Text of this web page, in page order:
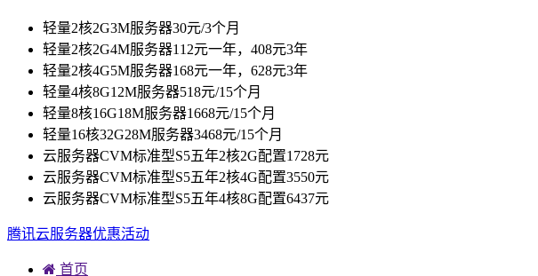
轻量2核2G3M服务器30元/3个月
轻量2核2G4M服务器112元一年，408元3年
轻量2核4G5M服务器168元一年，628元3年
轻量4核8G12M服务器518元/15个月
轻量8核16G18M服务器1668元/15个月
轻量16核32G28M服务器3468元/15个月
云服务器CVM标准型S5五年2核2G配置1728元
云服务器CVM标准型S5五年2核4G配置3550元
云服务器CVM标准型S5五年4核8G配置6437元
腾讯云服务器优惠活动
首页